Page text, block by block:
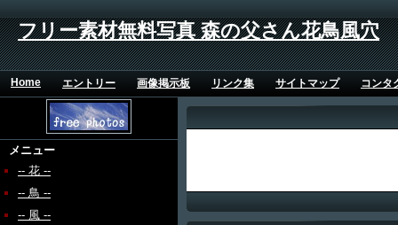
フリー素材無料写真 森の父さん花鳥風穴
Home エントリー 画像掲示板 リンク集 サイトマップ コンタ
メニュー
-- 花 --
-- 鳥 --
-- 風 --